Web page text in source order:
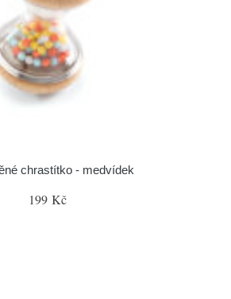
chrastítko - medvídek
199 Kč